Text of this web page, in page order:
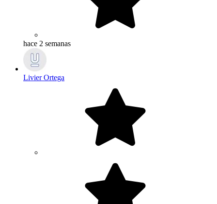
hace 2 semanas
Livier Ortega